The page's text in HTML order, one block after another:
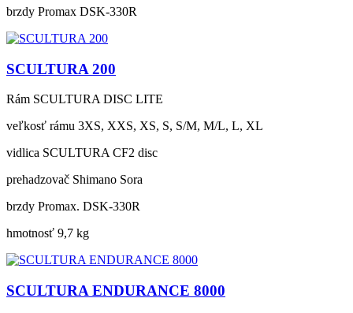
brzdy Promax DSK-330R
SCULTURA 200
Rám SCULTURA DISC LITE
veľkosť rámu 3XS, XXS, XS, S, S/M, M/L, L, XL
vidlica SCULTURA CF2 disc
prehadzovač Shimano Sora
brzdy Promax. DSK-330R
hmotnosť 9,7 kg
SCULTURA ENDURANCE 8000